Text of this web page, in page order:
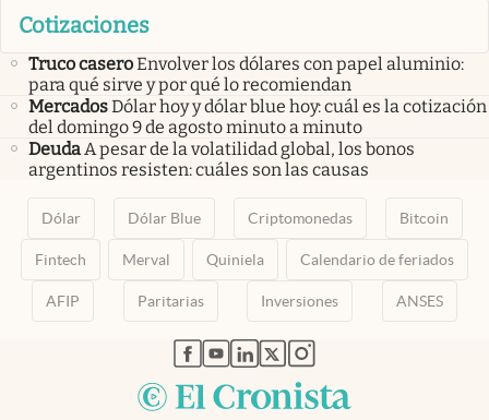
Cotizaciones
Truco caseroEnvolver los dólares con papel aluminio:
para qué sirve y por qué lo recomiendan
MercadosDólar hoy y dólar blue hoy: cuál es la cotización
del domingo 9 de agosto minuto a minuto
Deuda A pesar de la volatilidad global, los bonos
argentinos resisten: cuáles son las causas
Dólar Dólar Blue Criptomonedas Bitcoin
Fintech Merval Quiniela Calendario de feriados
AFIP Paritarias Inversiones ANSES
abre en nueva pestaña
abre en nueva pestaña
abre en nueva pestaña
abre en nueva pestaña
abre en nueva pestaña